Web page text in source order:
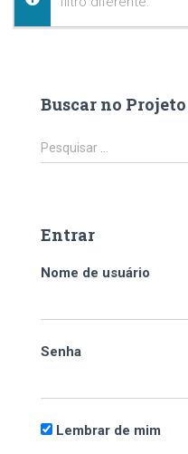
Buscar no
P
e
i
a
p
r
Pesquisar …
Entrar
Nome de usuário
Senha
Lembrar de mim